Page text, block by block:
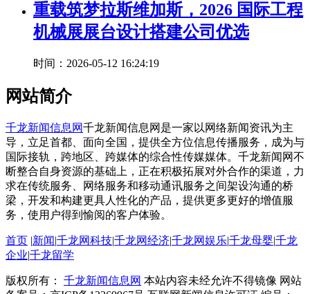
重载筑梦拉斯维加斯，2026 国际工程
机械展展台设计搭建公司优选
时间：2026-05-12 16:24:19
网站简介
千龙新闻信息网千龙新闻信息网是一家以网络新闻资讯为主
导，立足首都、面向全国，提供全方位信息传播服务，成为与
国际接轨，跨地区、跨媒体的综合性传媒媒体。千龙新闻网不
断整合自身资源的基础上，正在积极拓展对外合作的渠道，力
求在传统服务、网络服务和移动通讯服务之间架设沟通的桥
梁，开发和构建更具人性化的产品，提供更多更好的增值服
务，使用户得到愉阅的客户体验。
首页 |新闻|千龙网科技|千龙网经济|千龙网娱乐|千龙母婴|千龙
企业|千龙留学
版权所有： 千龙新闻信息网 本站内容未经允许不得镜像 网站